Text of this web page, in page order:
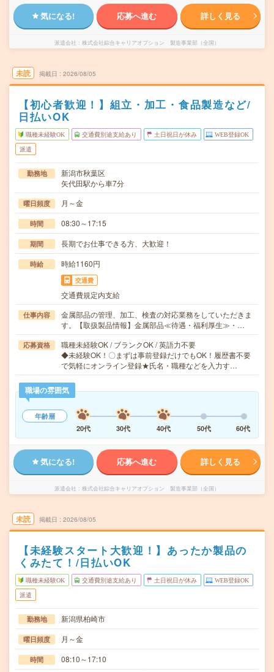
気になる! 応募へ進む 詳しく見る
派遣会社 株式会社綜合キャリアオプション 製造事業部（全国）
未読 掲載日 2026/08/05
【初心者歓迎！】組立・加工・食品製造など/
日払いOK
職種未経験OK 交通費別途支給あり 土日祝日が休み WEB登録OK
派遣
勤務地
新潟市秋葉区
矢代田駅から車7分
曜日頻度 月～金
時間 08:30～17:15
期間 長期でお仕事できる方、大歓迎！
時給 時給1160円
交通費
交通費規定内支給
仕事内容
金属部品の管理、加工、検査の対応業務をしていただきま
す。【取扱製品情報】金属部品≪待遇・福利厚生≫・…
応募資格
職種未経験OK / ブランクOK / 英語力不要
◆未経験OK！〇まずは事前登録だけでもOK！履歴書不要
で気軽にオンライン登録★氏名・職種などを入力す…
職場の雰囲気
年齢層
20代
30代 40代 50代 60代
気になる! 応募へ進む 詳しく見る
派遣会社 株式会社綜合キャリアオプション 製造事業部（全国）
未読 掲載日 2026/08/05
【未経験スタート大歓迎！】あったか製品の
くみたて！/日払いOK
職種未経験OK 交通費別途支給あり 土日祝日が休み WEB登録OK
派遣
勤務地 新潟県柏崎市
曜日頻度 月～金
時間 08:10～17:10